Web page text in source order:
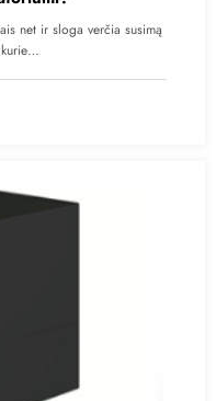
net ir sloga verčia susimą
kurie…